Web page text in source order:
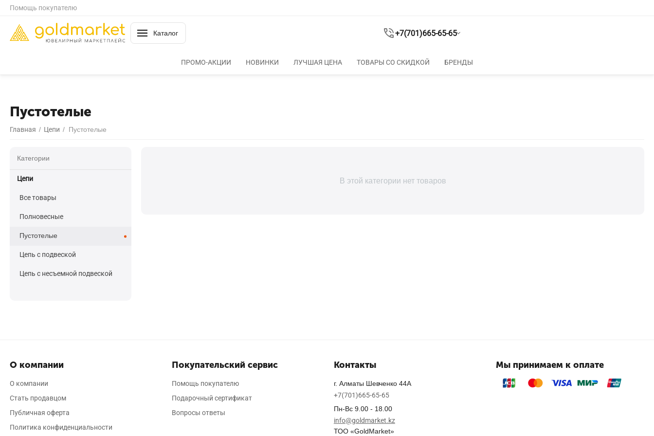
Помощь покупателю
Каталог +7(701)665-65-65
ПРОМО-АКЦИИ НОВИНКИ ЛУЧШАЯ ЦЕНА ТОВАРЫ СО СКИДКОЙ БРЕНДЫ
Пустотелые
Главная / ​Цепи / Пустотелые
В этой категории нет товаров
Категории
​Цепи
Все товары
Полновесные
Пустотелые
Цепь с подвеской
Цепь с несъемной подвеской
О компании
О компании
Стать продавцом
Публичная оферта
Политика конфиденциальности
Покупательский сервис
Помощь покупателю
Подарочный сертификат
Вопросы ответы
Контакты
г. Алматы Шевченко 44А
+7(701)665-65-65
Пн-Вс 9.00 - 18.00
info@goldmarket.kz
ТОО «GoldMarket»
Мы принимаем к оплате